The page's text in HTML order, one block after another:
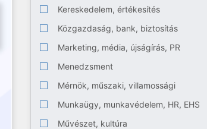
Kereskedelem, értékesítés
Közgazdaság, bank, biztosítás
Marketing, média, újságírás, PR
Menedzsment
Mérnök, műszaki, villamossági
Munkaügy, munkavédelem, HR, EHS
Művészet, kultúra